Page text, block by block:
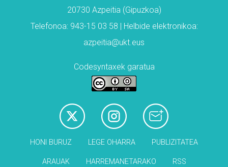
20730 Azpeitia (Gipuzkoa)
Telefonoa: 943-15 03 58 | Helbide elektronikoa:
azpeitia@ukt.eus
Codesyntaxek garatua
HONI BURUZ LEGE OHARRA PUBLIZITATEA
ARAUAK HARREMANETARAKO RSS